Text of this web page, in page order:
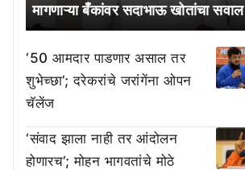
मागणाऱ्या बँकांवर सदाभाऊ खोतांचा सवाल
‘50 आमदार पाडणार असाल तर
शुभेच्छा’; दरेकरांचे जरांगेंना ओपन
चॅलेंज
‘संवाद झाला नाही तर आंदोलन
होणारच’; मोहन भागवतांचे मोठे